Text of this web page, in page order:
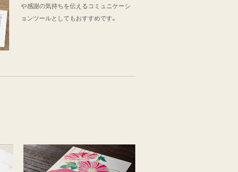
や感謝の気持ちを伝えるコミュニケーシ
ョンツールとしてもおすすめです。